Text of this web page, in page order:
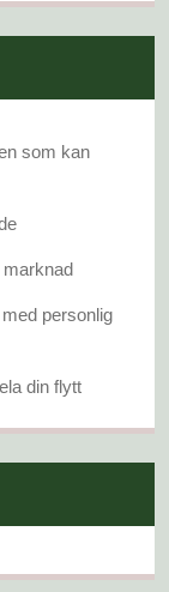
som kan
marknad
personlig
din flytt